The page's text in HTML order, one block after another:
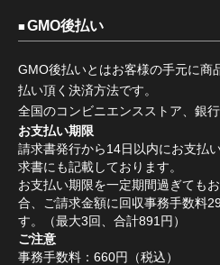
GMO後払い
GMO後払いとはお客様の手元に商
払い頂く決済方法です。
全国のコンビニエンスストア、銀
お支払い期限
請求書発行から14日以内にお支払
求書にも記載しております。
お支払い期限を一定期間過ぎても
合、ご請求金額に回収事務手数料
す。（最大3回、合計891円）
ご注意
事務手数料：660円（税込）